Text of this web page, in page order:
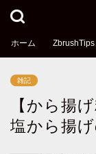
ホーム ZbrushTips
雑記
【から揚
塩から揚